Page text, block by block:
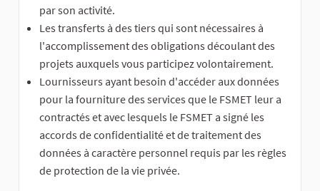
par son activité.
Les transferts à des tiers qui sont nécessaires à
l'accomplissement des obligations découlant des
projets auxquels vous participez volontairement.
Lournisseurs ayant besoin d'accéder aux données
pour la fourniture des services que le FSMET leur a
contractés et avec lesquels le FSMET a signé les
accords de confidentialité et de traitement des
données à caractère personnel requis par les règles
de protection de la vie privée.